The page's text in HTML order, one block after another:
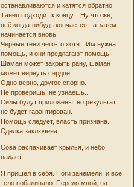
останавливаются и катятся обратно.
Танец подходит к концу... Ну что же,
всё когда-нибудь кончается - а затем
начинается вновь.
Чёрные тени чего-то хотят. Им нужна
помощь, и они предлагают помощь.
Шаман может закрыть рану, шаман
может вернуть сердце...
Одно верно, другое спорно.
Не проверишь, не узнаешь...
Силы будут приложены, но результат
не будет гарантирован.
Помощь следует, власть признана.
Сделка заключена.
Сова распахивает крылья, и небо
падает...
Я пришёл в себя. Ноги занемели, и всё
тело побаливало. Передо мной, на